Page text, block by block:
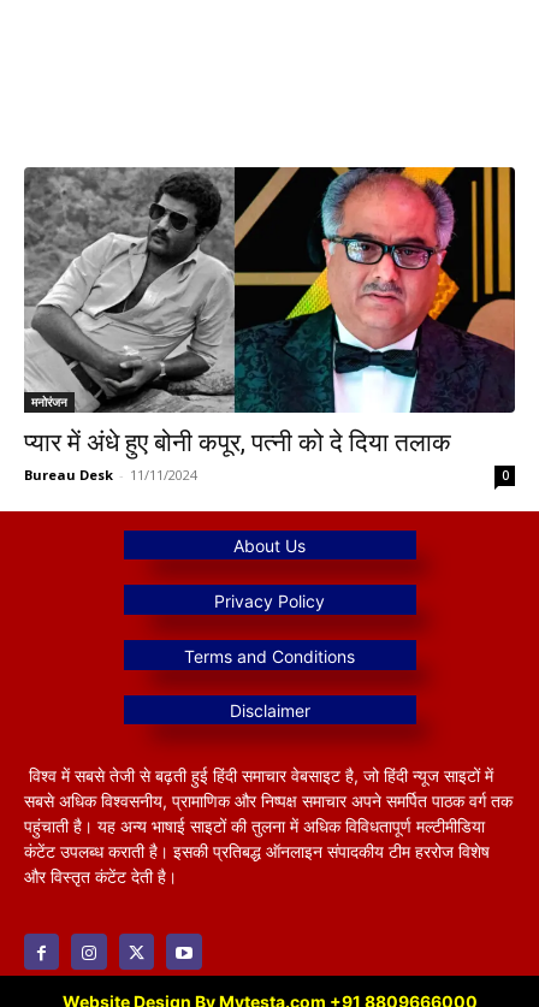
मनोरंजन
प्यार में अंधे हुए बोनी कपूर, पत्नी को दे दिया तलाक
Bureau Desk - 11/11/2024 0
विश्व में सबसे तेजी से बढ़ती हुई हिंदी समाचार वेबसाइट है, जो हिंदी न्यूज साइटों में
सबसे अधिक विश्वसनीय, प्रामाणिक और निष्पक्ष समाचार अपने समर्पित पाठक वर्ग तक
पहुंचाती है। यह अन्य भाषाई साइटों की तुलना में अधिक विविधतापूर्ण मल्टीमीडिया
कंटेंट उपलब्ध कराती है। इसकी प्रतिबद्ध ऑनलाइन संपादकीय टीम हररोज विशेष
और विस्तृत कंटेंट देती है।
Website Design By Mytesta.com +91 8809666000